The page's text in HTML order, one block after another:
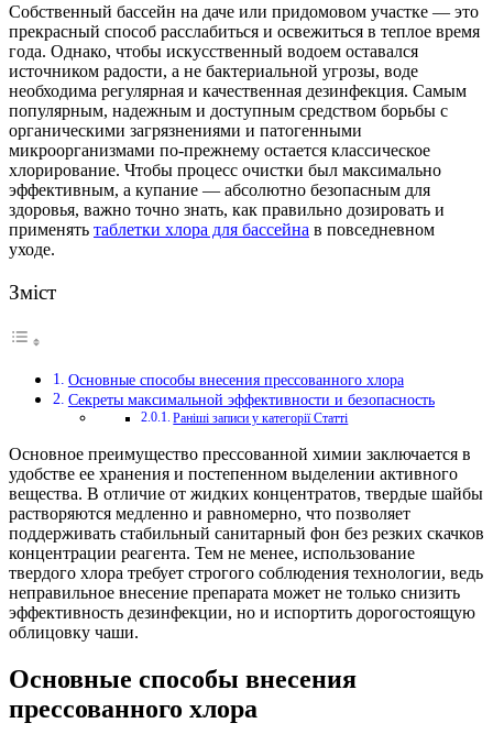
Собственный бассейн на даче или придомовом участке — это
прекрасный способ расслабиться и освежиться в теплое время
года. Однако, чтобы искусственный водоем оставался
источником радости, а не бактериальной угрозы, воде
необходима регулярная и качественная дезинфекция. Самым
популярным, надежным и доступным средством борьбы с
органическими загрязнениями и патогенными
микроорганизмами по-прежнему остается классическое
хлорирование. Чтобы процесс очистки был максимально
эффективным, а купание — абсолютно безопасным для
здоровья, важно точно знать, как правильно дозировать и
применять таблетки хлора для бассейна в повседневном
уходе.
Зміст
Основные способы внесения прессованного хлора
Секреты максимальной эффективности и безопасность
Раніші записи у категорії Статті
Основное преимущество прессованной химии заключается в
удобстве ее хранения и постепенном выделении активного
вещества. В отличие от жидких концентратов, твердые шайбы
растворяются медленно и равномерно, что позволяет
поддерживать стабильный санитарный фон без резких скачков
концентрации реагента. Тем не менее, использование
твердого хлора требует строгого соблюдения технологии, ведь
неправильное внесение препарата может не только снизить
эффективность дезинфекции, но и испортить дорогостоящую
облицовку чаши.
Основные способы внесения
прессованного хлора